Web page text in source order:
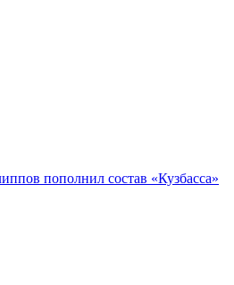
пополнил состав «Кузбасса»